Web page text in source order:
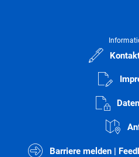
Barriere melden |